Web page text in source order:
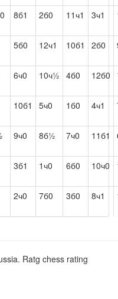
8б1 2б0 11ч1 3ч1
5б0 12ч1 10б1 2б0
6ч0 10ч½ 4б0 12б0
10б1 5ч0 1б0 4ч1
9ч0 8б½ 7ч0 11б1
3б1 1ч0 6б0 10ч0
2ч0 7б0 3б0 8ч1
Ratg chess rating